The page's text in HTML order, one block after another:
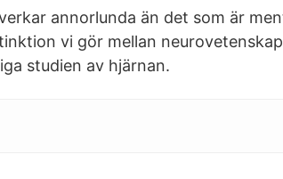
annorlunda än det som är
vi gör mellan
studien av hjärnan.